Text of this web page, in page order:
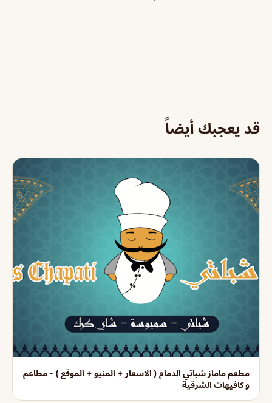
قد يعجبك أيضاً
مطعم ماماز شباتي الدمام ( الاسعار + المنيو + الموقع ) - مطاعم
و كافيهات الشرقية